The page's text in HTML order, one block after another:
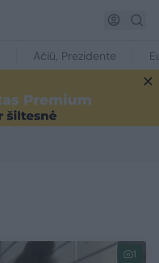
Ačiū, Prezidente
1